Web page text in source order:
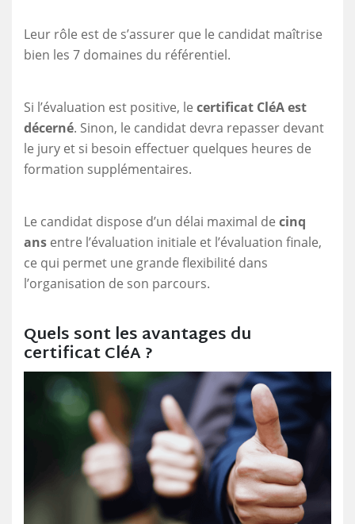
Leur rôle est de s’assurer que le candidat maîtrise
bien les 7 domaines du référentiel.
Si l’évaluation est positive, le certificat CléA est
décerné. Sinon, le candidat devra repasser devant
le jury et si besoin effectuer quelques heures de
formation supplémentaires.
Le candidat dispose d’un délai maximal de cinq
ans entre l’évaluation initiale et l’évaluation finale,
ce qui permet une grande flexibilité dans
l’organisation de son parcours.
Quels sont les avantages du
certificat CléA ?